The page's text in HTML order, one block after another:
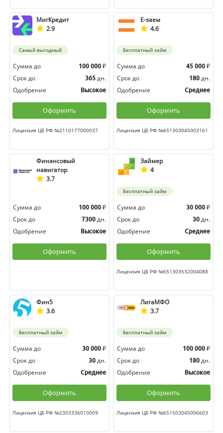
МигКредит
2.9
Самый выгодный
Сумма до 100 000 ₽
Срок до
365 дн.
Одобрение
Высокое
Оформить
Лицензия ЦБ РФ №2110177000037
Е-заем
4.6
Бесплатный займ
Сумма до 45 000 ₽
Срок до
180 дн.
Одобрение
Среднее
Оформить
Лицензия ЦБ РФ №651303045003161
Финансовый
навигатор
3.7
Сумма до 100 000 ₽
Срок до
7300 дн.
Одобрение
Высокое
Оформить
Займер
4
Бесплатный займ
Сумма до 30 000 ₽
Срок до
30 дн.
Одобрение
Среднее
Оформить
Лицензия ЦБ РФ №651303532004088
Фин5
3.6
Бесплатный займ
Сумма до 30 000 ₽
Срок до
30 дн.
Одобрение
Среднее
Оформить
Лицензия ЦБ РФ №2303336010009
ЛигаМФО
3.7
Бесплатный займ
Сумма до 100 000 ₽
Срок до
180 дн.
Одобрение
Высокое
Оформить
Лицензия ЦБ РФ №651503045006603